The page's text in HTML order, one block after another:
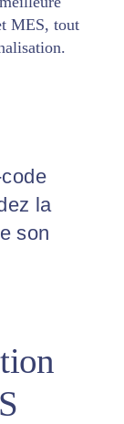
MES, tout
la
son